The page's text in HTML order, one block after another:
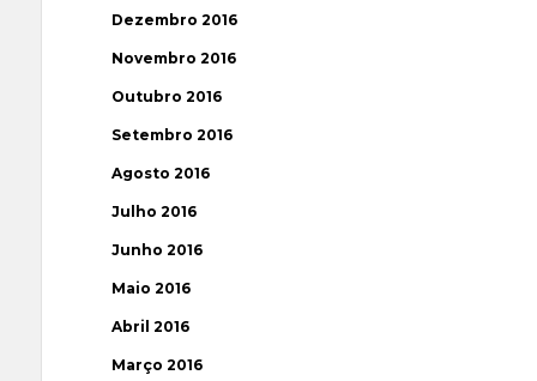
Dezembro 2016
Novembro 2016
Outubro 2016
Setembro 2016
Agosto 2016
Julho 2016
Junho 2016
Maio 2016
Abril 2016
Março 2016